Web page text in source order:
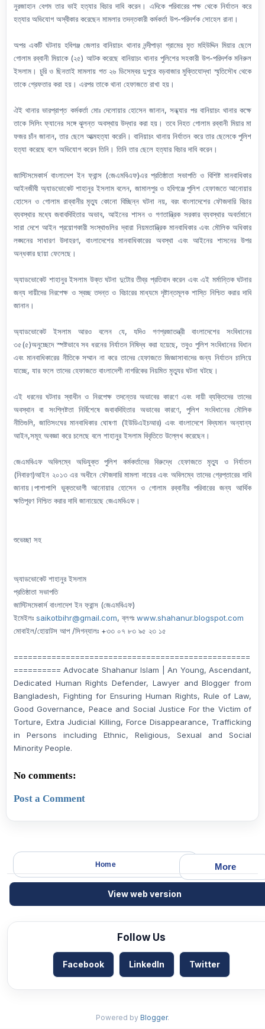
নুরজাহান বেগম তার ভাই হত্যার বিচার দাবি করেন। এদিকে পরিবারের পক্ষ থেকে নির্যাতন করে
হত্যার অভিযোগ অস্বীকার করেছেন মামলার তদন্তকারী কর্মকর্তা উপ-পরিদর্শক সোহেল রানা।
অপর একটি ঘটনায় হবিগঞ্জ জেলার বানিয়াচং থানার নন্দীপাড়া গ্রামের মৃত মহিউদ্দিন মিয়ার ছেলে
গোলাম রব্বানী মিয়াকে (২৫) আটক করেছে বানিয়াচং থানার পুলিশের সহকারী উপ-পরিদর্শক মনিরুল
ইসলাম। চুরি ও ছিনতাই মামলায় গত ২৬ ডিসেম্বর দুপুরে বড়বাজার মুক্তিযোদ্ধা স্মৃতিসৌধ থেকে
তাকে গ্রেফতার করা হয়। এরপর তাকে থানা হেফাজতে রাখা হয়।
ঐই থানার ভারপ্রাপ্ত কর্মকর্তা মোঃ দেলোয়ার হোসেন জানান, সন্ধ্যার পর বানিয়াচং থানার কক্ষে
তাকে সিলিং ফ্যানের সঙ্গে ঝুলন্ত অবস্থায় উদ্ধার করা হয়। তবে নিহত গোলাম রব্বানী মিয়ার মা
ফজর চাঁন জানান, তার ছেলে আত্মহত্যা করেনি। বানিয়াচং থানায় নির্যাতন করে তার ছেলেকে পুলিশ
হত্যা করেছে বলে অভিযোগ করেন তিনি। তিনি তার ছেলে হত্যার বিচার দাবি করেন।
জাস্টিসমেকার্স বাংলাদেশ ইন ফ্রান্স (জেএমবিএফ)এর প্রতিষ্ঠাতা সভাপতি ও বিশিষ্ট মানবাধিকার
আইনজীবী অ্যাডভোকেট শাহানুর ইসলাম বলেন, জামালপুর ও হবিগঞ্জে পুলিশ হেফাজতে আনোয়ার
হোসেন ও গোলাম রাব্বানীর মৃত্যু কোনো বিচ্ছিন্ন ঘটনা নয়, বরং বাংলাদেশের ফৌজদারি বিচার
ব্যবস্থার মধ্যে জবাবদিহিতার অভাব, আইনের শাসন ও গণতান্ত্রিক সরকার ব্যবস্থার অবর্তমানে
সারা দেশে আইন প্রয়োগকারী সংস্থাগুলির দ্বারা নিয়মতান্ত্রিক মানবাধিকার এবং মৌলিক অধিকার
লঙ্ঘনের সাধারণ উদাহরণ, বাংলাদেশের মানবাধিকারের অবস্থা এবং আইনের শাসনের উপর
অন্ধকার ছায়া ফেলেছে।
অ্যাডভোকেট শাহানুর ইসলাম উক্ত ঘটনা দুটোর তীব্র প্রতিবাদ করেন এবং এই মর্মান্তিক ঘটনার
জন্য দায়ীদের নিরপেক্ষ ও স্বচ্ছ তদন্ত ও বিচারের মাধ্যমে দৃষ্টান্তমূলক শাস্তি নিশ্চিত করার দাবি
জানান।
অ্যাডভোকেট ইসলাম আরও বলেন যে, যদিও গণপ্রজাতন্ত্রী বাংলাদেশের সংবিধানের
৩৫(৫)অনুচ্ছেদে স্পষ্টভাবে সব ধরনের নির্যাতন নিষিদ্ধ করা হয়েছে, তবুও পুলিশ সংবিধানের বিধান
এবং মানবাধিকারের নীতিকে সম্মান না করে তাদের হেফাজতে জিজ্ঞাসাবাদের জন্য নির্যাতন চালিয়ে
যাচ্ছে, যার ফলে তাদের হেফাজতে বাংলাদেশী নাগরিকের নিয়মিত মৃত্যুর ঘটনা ঘটছে।
এই ধরনের ঘটনার স্বাধীন ও নিরপেক্ষ তদন্তের অভাবের কারণে এবং দায়ী ব্যক্তিদের তাদের
অবস্থান বা সংশ্লিষ্টতা নির্বিশেষে জবাবদিহিতার অভাবের কারণে, পুলিশ সংবিধানের মৌলিক
নীতিগুলি, জাতিসংঘের মানবাধিকার ঘোষণা (ইউডিএইচআর) এবং বাংলাদেশে বিদ্যমান অন্যান্য
আইন,সমূহ অবজ্ঞা করে চলেছে বলে শাহানুর ইসলাম বিবৃতিতে উল্লেখ করেছেন।
জেএমবিএফ অবিলম্বে অভিযুক্ত পুলিশ কর্মকর্তাদের বিরুদ্ধে হেফাজতে মৃত্যু ও নির্যাতন
(নিবারণ)আইন ২০১৩ এর অধীনে ফৌজদারি মামলা দায়ের এবং অবিলম্বে তাদের গ্রেপ্তারের দাবি
জানায়।পাশাপাশি ভুক্তভোগী আনোয়ার হোসেন ও গোলাম রব্বানীর পরিবারের জন্য আর্থিক
ক্ষতিপূরণ নিশ্চিত করার দাবি জানায়েছে জেএমবিএফ।
শুভেচ্ছা সহ
অ্যাডভোকেট শাহানুর ইসলাম
প্রতিষ্ঠাতা সভাপতি
জাস্টিসমেকার্স বাংলাদেশ ইন ফ্রান্স (জেএমবিএফ)
ইমেইলঃ saikotbihr@gmail.com, ব্লগঃ www.shahanur.blogspot.com
মোবাইল/হোয়াটস আপ /সিগন্যালঃ +৩৩ ০৭ ৮৩ ৯৫ ২৩ ১৫
==================================================
========== Advocate Shahanur Islam | An Young, Ascendant,
Dedicated Human Rights Defender, Lawyer and Blogger from
Bangladesh, Fighting for Ensuring Human Rights, Rule of Law,
Good Governance, Peace and Social Justice For the Victim of
Torture, Extra Judicial Killing, Force Disappearance, Trafficking
in Persons including Ethnic, Religious, Sexual and Social
Minority People.
No comments:
Post a Comment
More
Home
View web version
Follow Us
Facebook LinkedIn Twitter
Powered by Blogger.